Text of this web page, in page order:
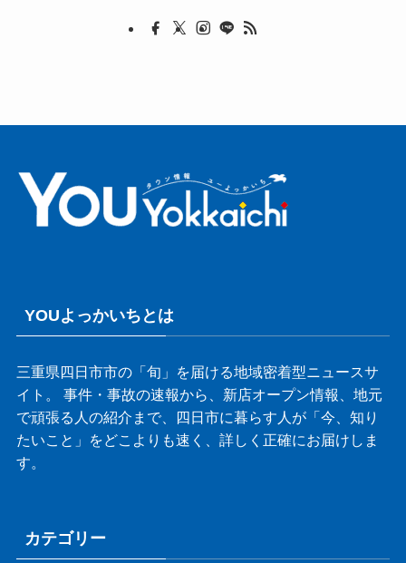
YOUよっかいちとは
三重県四日市市の「旬」を届ける地域密着型ニュースサ
イト。 事件・事故の速報から、新店オープン情報、地元
で頑張る人の紹介まで、四日市に暮らす人が「今、知り
たいこと」をどこよりも速く、詳しく正確にお届けしま
す。
カテゴリー